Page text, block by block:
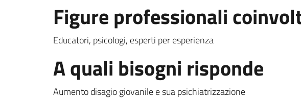
Figure professionali
Educatori, psicologi, esperti per esperienza
A quali bisogni risponde
Aumento disagio giovanile e sua psichiatrizzazione